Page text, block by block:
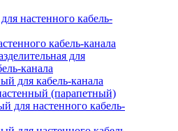
настенного кабель-
кабель-канала
для
канала
для кабель-канала
(парапетный)
для настенного кабель-